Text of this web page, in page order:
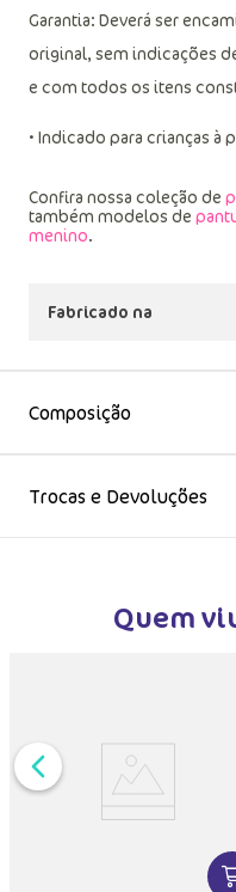
Garantia: Deverá ser
original, sem indicações
e com todos os itens
• Indicado para crianças à
Confira nossa coleção de
também modelos de
menino.
Fabricado na
Composição
Trocas e Devoluções
Quem
INFORMAÇÕES DO